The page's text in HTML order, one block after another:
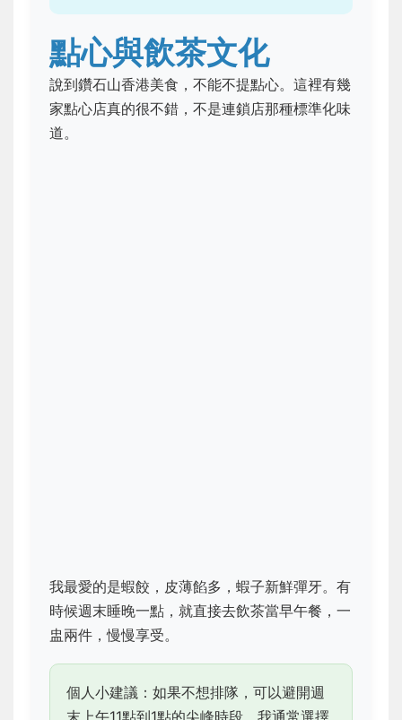
點心與飲茶文化
說到鑽石山香港美食，不能不提點心。這裡有幾
家點心店真的很不錯，不是連鎖店那種標準化味
道。
我最愛的是蝦餃，皮薄餡多，蝦子新鮮彈牙。有
時候週末睡晚一點，就直接去飲茶當早午餐，一
盅兩件，慢慢享受。
個人小建議：如果不想排隊，可以避開週
末上午11點到1點的尖峰時段。我通常選擇